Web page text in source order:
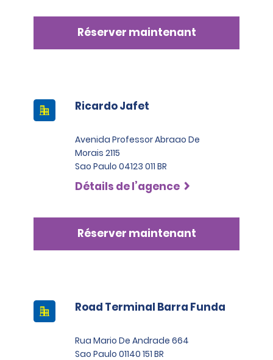
Réserver maintenant
Ricardo Jafet
Avenida Professor Abraao De
Morais 2115
Sao Paulo 04123 011 BR
Détails de l’agence
Réserver maintenant
Road Terminal Barra Funda
Rua Mario De Andrade 664
Sao Paulo 01140 151 BR